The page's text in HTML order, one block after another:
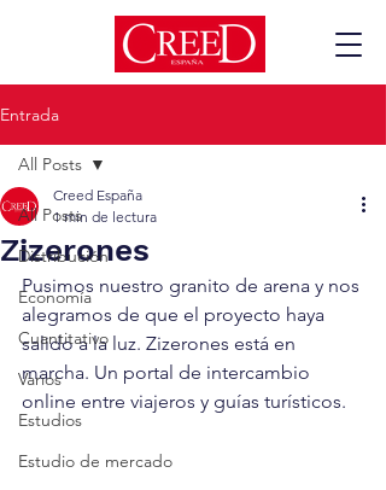
Entrada
All Posts
Distribución
Economía
Cuantitativo
Varios
Estudios
Estudio de mercado
All Posts
Zizerones
Creed España
1 min de lectura
Pusimos nuestro granito de arena y nos
alegramos de que el proyecto haya
salido a la luz. Zizerones está en
marcha. Un portal de intercambio
online entre viajeros y guías turísticos.